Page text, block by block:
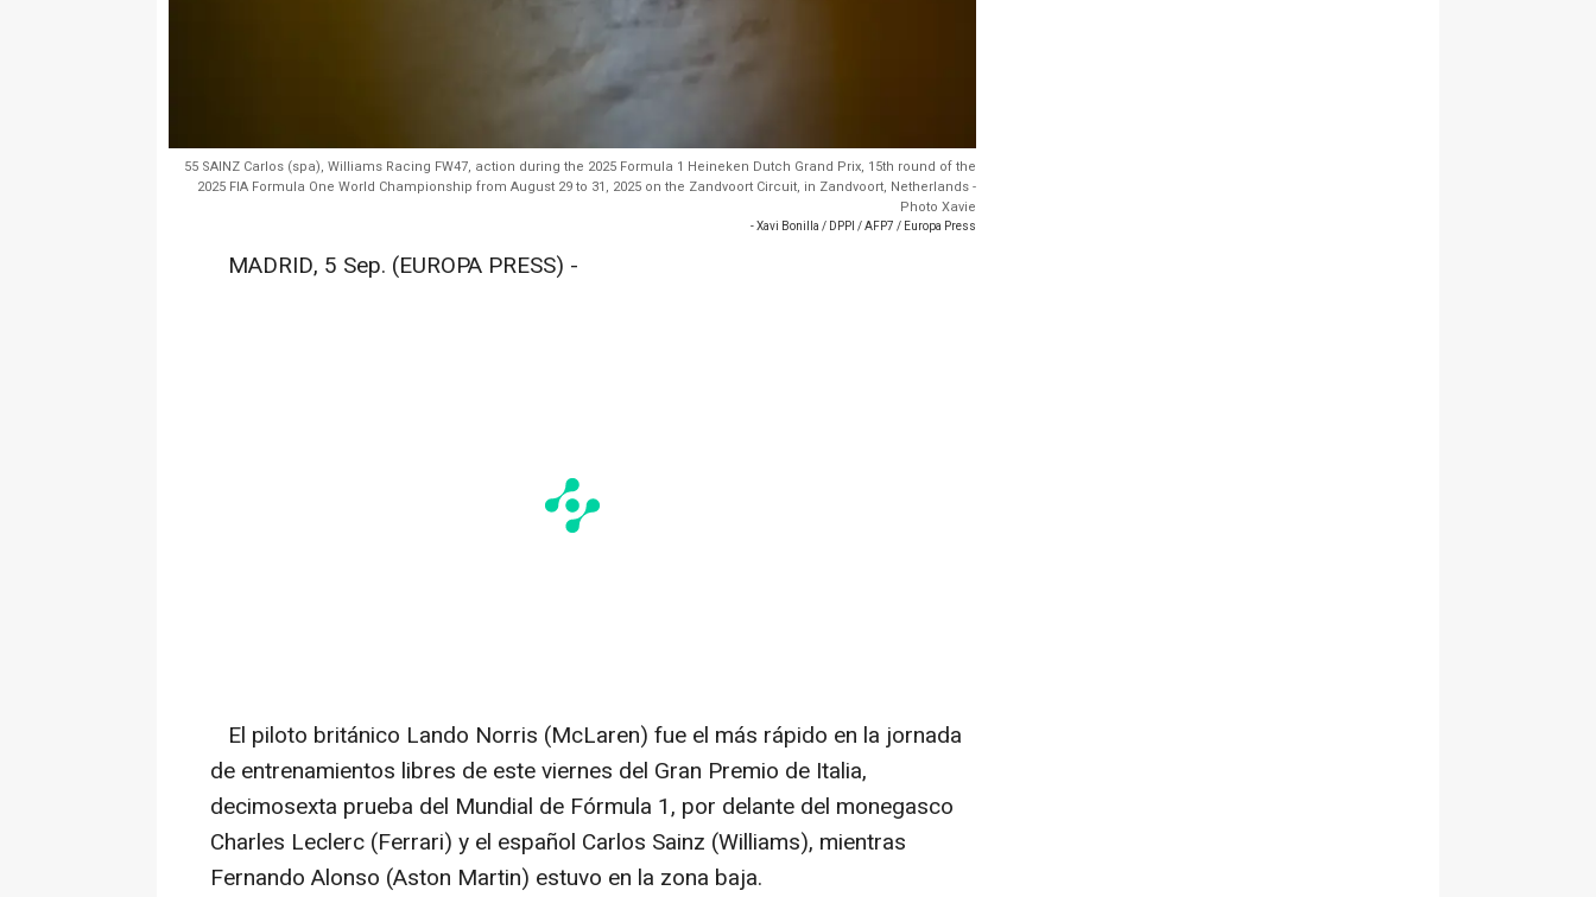
55 SAINZ Carlos (spa), Williams Racing FW47, action during the 2025 Formula 1 Heineken Dutch Grand Prix, 15th round of the
2025 FIA Formula One World Championship from August 29 to 31, 2025 on the Zandvoort Circuit, in Zandvoort, Netherlands -
Photo Xavie
- Xavi Bonilla / DPPI / AFP7 / Europa Press
MADRID, 5 Sep. (EUROPA PRESS) -
El piloto británico Lando Norris (McLaren) fue el más rápido en la jornada
de entrenamientos libres de este viernes del Gran Premio de Italia,
decimosexta prueba del Mundial de Fórmula 1, por delante del monegasco
Charles Leclerc (Ferrari) y el español Carlos Sainz (Williams), mientras
Fernando Alonso (Aston Martin) estuvo en la zona baja.